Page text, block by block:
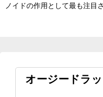
ノイドの作用として最も注目
オージードラ